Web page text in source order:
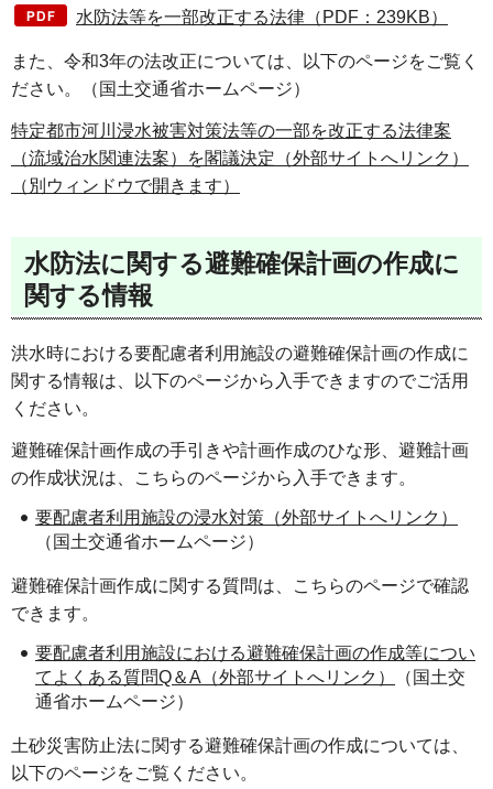
水防法等を一部改正する法律（PDF：239KB）
また、令和3年の法改正については、以下のページをご覧く
ださい。（国土交通省ホームページ）
特定都市河川浸水被害対策法等の一部を改正する法律案
（流域治水関連法案）を閣議決定（外部サイトへリンク）
（別ウィンドウで開きます）
水防法に関する避難確保計画の作成に
関する情報
洪水時における要配慮者利用施設の避難確保計画の作成に
関する情報は、以下のページから入手できますのでご活用
ください。
避難確保計画作成の手引きや計画作成のひな形、避難計画
の作成状況は、こちらのページから入手できます。
要配慮者利用施設の浸水対策（外部サイトへリンク）
（国土交通省ホームページ）
避難確保計画作成に関する質問は、こちらのページで確認
できます。
要配慮者利用施設における避難確保計画の作成等につい
てよくある質問Q＆A（外部サイトへリンク）
（国土交
通省ホームページ）
土砂災害防止法に関する避難確保計画の作成については、
以下のページをご覧ください。